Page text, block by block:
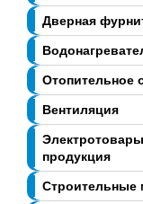
Дверная
Отопительное
Вентиляция
продукция
Строительные